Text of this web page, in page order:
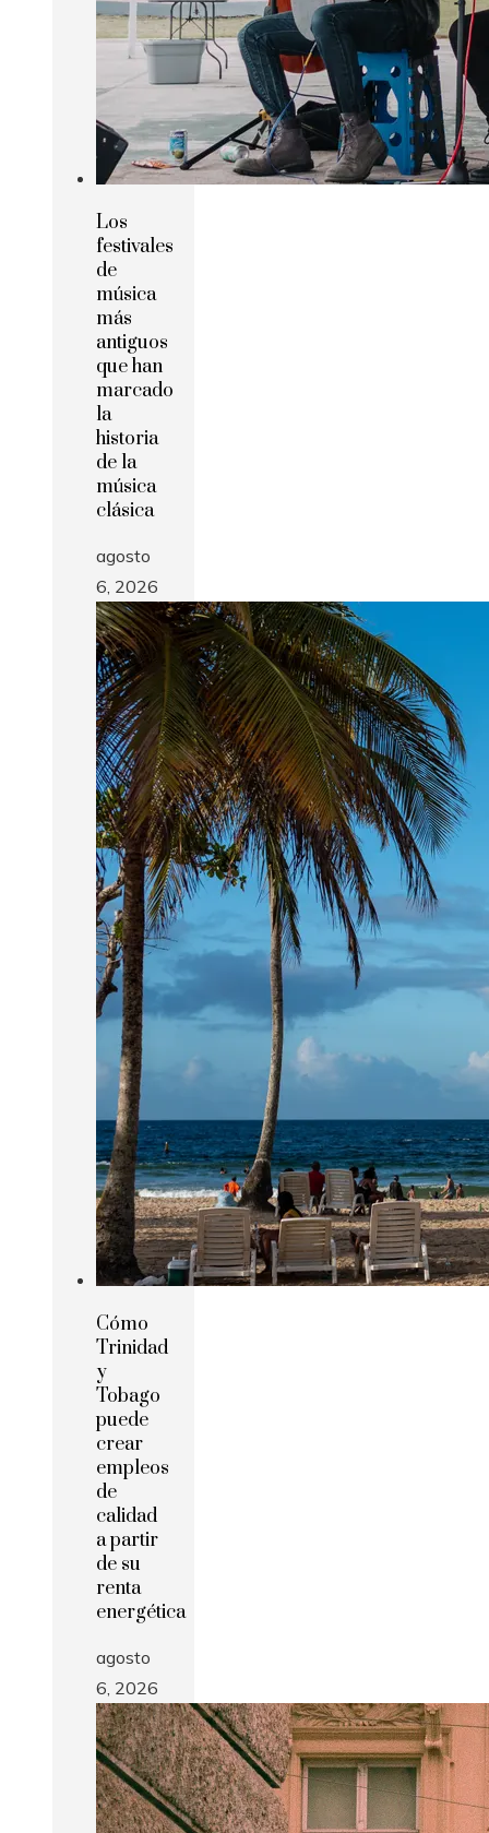
Los
festivales
de
música
más
antiguos
que han
marcado
la
historia
de la
música
clásica
agosto
6, 2026
Cómo
Trinidad
y
Tobago
puede
crear
empleos
de
calidad
a partir
de su
renta
energética
agosto
6, 2026